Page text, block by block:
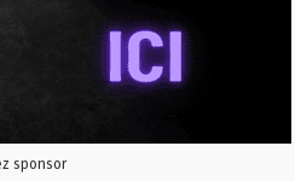
sponsor